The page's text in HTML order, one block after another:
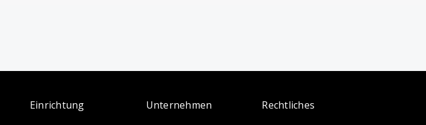
Einrichtung Unternehmen Rechtliches